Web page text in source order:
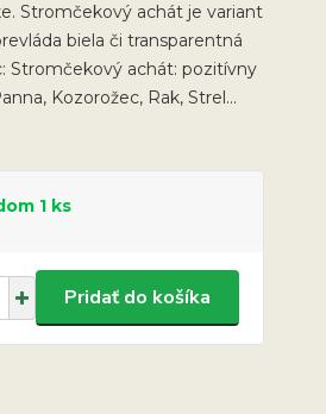
Stromčekový achát je variant
biela či transparentná
Stromčekový achát: pozitívny
Kozorožec, Rak, Strel...
1 ks
Pridať do košíka